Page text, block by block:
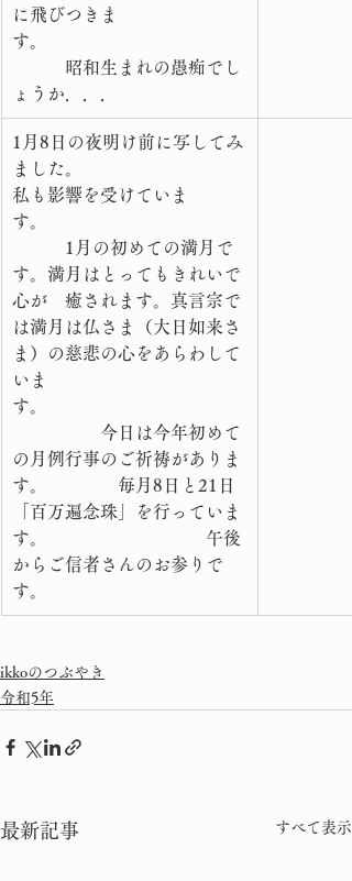
に飛びつきま
す。
昭和生まれの愚痴でし
ょうか．．．
​1月8日の夜明け前に写してみ
ました。
私も影響を受けていま
す。
1月の初めての満月で
す。満月はとってもきれいで
心が　癒されます。真言宗で
は満月は仏さま（大日如来さ
ま）の慈悲の心をあらわして
いま
す。
今日は今年初めて
の月例行事のご祈祷がありま
す。　　　　毎月8日と21日
「百万遍念珠」を行っていま
す。　　　　　　　　　午後
からご信者さんのお参りで
す。
ikkoのつぶやき
令和5年
最新記事 すべて表示